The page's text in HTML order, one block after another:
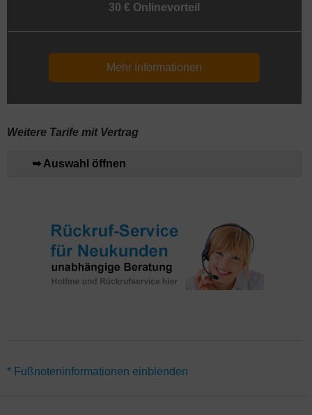
30 € Onlinevorteil
Mehr Informationen
Weitere Tarife mit Vertrag
➥ Auswahl öffnen
*Für alle Aktionen gilt eine Mindestvertragslaufzeit von 24
* Fußnoteninformationen einblenden